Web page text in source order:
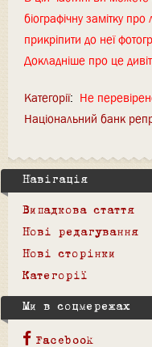
біографічну замітку
прикріпити до неї
Докладніше про це
Категорії: Не
Національний банк
Навігація
Випадкова стаття
Нові редагування
Нові сторінки
Категорії
Ми в соцмережах
Facebook